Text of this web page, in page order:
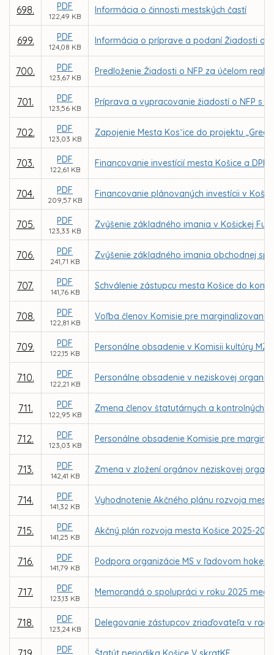
698. PDF
122,49 KB
Informácia o činnosti mestských častí
699. PDF
124,08 KB
Informácia o príprave a podaní Žiadosti o
700. PDF
123,67 KB
Predloženie Žiadosti o NFP za účelom
701. PDF
123,56 KB
Príprava a vypracovanie žiadostí o NFP s
702. PDF
123,03 KB
Zapojenie Mesta Kosˇice do projektu
703. PDF
122,61 KB
Financovanie investícií mesta Košice a
704. PDF
209,57 KB
Financovanie plánovaných investícii v
705. PDF
123,33 KB
Zvýšenie základného imania v Košickej
706. PDF
241,71 KB
Zvýšenie základného imania obchodnej
707. PDF
141,76 KB
Schválenie zástupcu mesta Košice do
708. PDF
122,81 KB
Voľba členov Komisie pre marginalizované
709. PDF
122,15 KB
Personálne obsadenie v Komisii kultúry MZ
710. PDF
122,21 KB
Personálne obsadenie v neziskovej
711. PDF
122,95 KB
Zmena členov štatutárnych a kontrolných
712. PDF
123,03 KB
Personálne obsadenie Komisie pre
713. PDF
142,41 KB
Zmena v zložení orgánov neziskovej
714. PDF
141,32 KB
Vyhodnotenie Akčného plánu rozvoja
715. PDF
141,25 KB
Akčný plán rozvoja mesta Košice 2025-2027
716. PDF
141,79 KB
Podpora organizácie MS v ľadovom hokeji
717. PDF
123,13 KB
Memorandá o spolupráci v roku 2025
718. PDF
123,24 KB
Delegovanie zástupcov zriaďovateľa v
PDF